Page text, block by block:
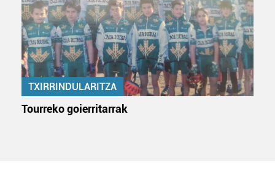
TXIRRINDULARITZA
Tourreko goierritarrak